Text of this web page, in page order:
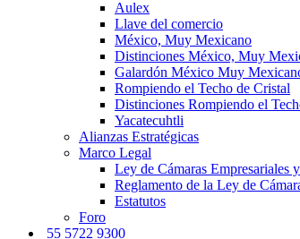
Aulex
Llave del comercio
México, Muy Mexicano
Distinciones México, Muy
Galardón México Muy
Rompiendo el Techo de Cristal
Distinciones Rompiendo el
Yacatecuhtli
Alianzas Estratégicas
Marco Legal
Ley de Cámaras Empresariales
Reglamento de la Ley de
Estatutos
Foro
55 5722 9300